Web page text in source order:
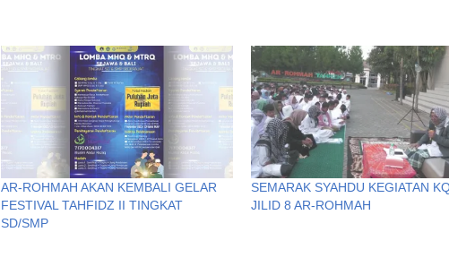
AR-ROHMAH AKAN KEMBALI GELAR
FESTIVAL TAHFIDZ II TINGKAT
SD/SMP
SEMARAK SYAHDU KEGIATAN
JILID 8 AR-ROHMAH